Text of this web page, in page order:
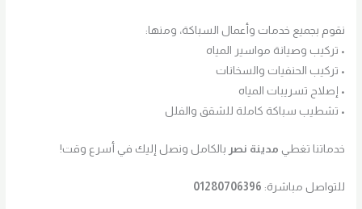
نقوم بجميع خدمات وأعمال السباكة، ومنها:
• تركيب وصيانة مواسير المياه
• تركيب الحنفيات والسخانات
• إصلاح تسريبات المياه
• تشطيب سباكة كاملة للشقق والفلل
خدماتنا تغطي مدينة نصر بالكامل ونصل إليك في أسرع وقت!
للتواصل مباشرة: 01280706396